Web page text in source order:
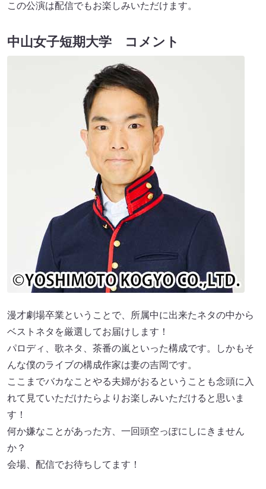
この公演は配信でもお楽しみいただけます。
中山女子短期大学 コメント
漫才劇場卒業ということで、所属中に出来たネタの中から
ベストネタを厳選してお届けします！
パロディ、歌ネタ、茶番の嵐といった構成です。しかもそ
んな僕のライブの構成作家は妻の吉岡です。
ここまでバカなことやる夫婦がおるということも念頭に入
れて見ていただけたらよりお楽しみいただけると思いま
す！
何か嫌なことがあった方、一回頭空っぽにしにきません
か？
会場、配信でお待ちしてます！